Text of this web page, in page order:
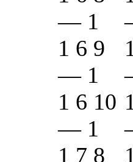
— 1
1 6 9
— 1
1 6 10
— 1
1 7 8